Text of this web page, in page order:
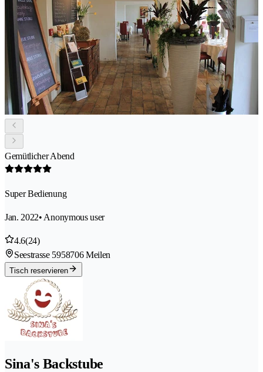
Gemütlicher Abend
Super Bedienung
Jan. 2022• Anonymous user
4.6(24)
Seestrasse 5958706 Meilen
Tisch reservieren
Sina's Backstube